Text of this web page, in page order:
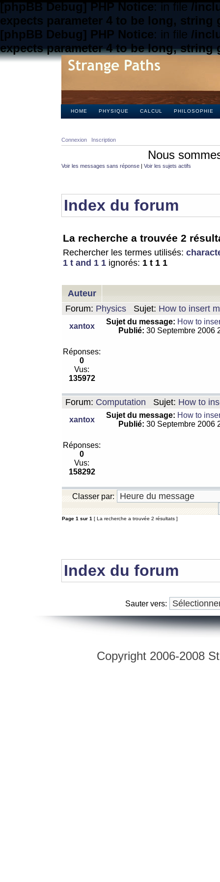
[phpBB Debug] PHP Notice: in file/
expects parameter 4 to be long, string
[phpBB Debug] PHP Notice: in file /
expects parameter 4 to be long, string
HOME PHYSIQUE CALCUL PHILOSOPHIE
Connexion Inscription
Nous
Voir les messages sans réponse | Voir les sujets actifs
Index du forum
La recherche a trouvée 2
Rechercher les termes utilisés:
1 t and 1 1 ignorés: 1 t 1 1
Auteur
Forum: Physics Sujet: How to insert
xantox
Sujet du message: How to
Publié: 30 Septembre 2006
Réponses:
0
Vus:
135972
Forum: Computation Sujet: How to
xantox
Sujet du message: How to
Publié: 30 Septembre 2006
Réponses:
0
Vus:
158292
Classer par:
Page 1 sur 1 [ La recherche a trouvée 2 résultats ]
Index du forum
Sauter vers:
Copyright 2006-2008